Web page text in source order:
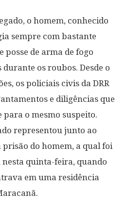
o homem, conhecido
sempre com bastante
posse de arma de fogo
os roubos. Desde o
os policiais civis da DRR
e diligências que
o mesmo suspeito.
representou junto ao
do homem, a qual foi
quinta-feira, quando
em uma residência